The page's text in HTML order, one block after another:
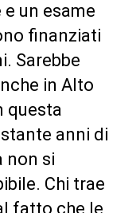
e un esame
finanziati
Sarebbe
in Alto
questa
anni di
non si
Chi trae
fatto che le